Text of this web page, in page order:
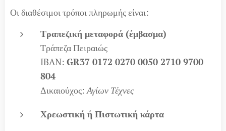
Οι διαθέσιμοι τρόποι πληρωμής είναι:
Τραπεζική μεταφορά (έμβασμα)
Τράπεζα Πειραιώς
IBAN: GR37 0172 0270 0050 2710 9700
804
Δικαιούχος:Αγίων Τέχνες
Χρεωστική ή Πιστωτική κάρτα